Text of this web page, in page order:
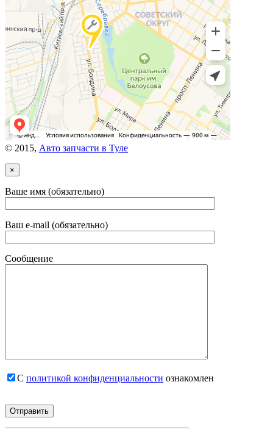
© 2015, Авто запчасти в Туле
×
Ваше имя (обязательно)
Ваш e-mail (обязательно)
Сообщение
С политикой конфиденциальности ознакомлен